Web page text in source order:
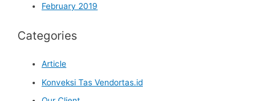
February 2019
Categories
Article
Konveksi Tas Vendortas.id